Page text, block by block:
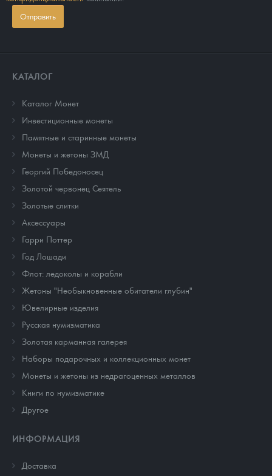
Отправить
КАТАЛОГ
Каталог Монет
Инвестиционные монеты
Памятные и старинные монеты
Монеты и жетоны ЗМД
Георгий Победоносец
Золотой червонец Сеятель
Золотые слитки
Аксессуары
Гарри Поттер
Год Лошади
Флот: ледоколы и корабли
Жетоны "Необыкновенные обитатели глубин"
Ювелирные изделия
Русская нумизматика
Золотая карманная галерея
Наборы подарочных и коллекционных монет
Монеты и жетоны из недрагоценных металлов
Книги по нумизматике
Другое
ИНФОРМАЦИЯ
Доставка